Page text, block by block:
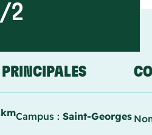
2
Campus : Saint-Georges